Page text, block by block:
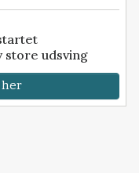
store udsving
her